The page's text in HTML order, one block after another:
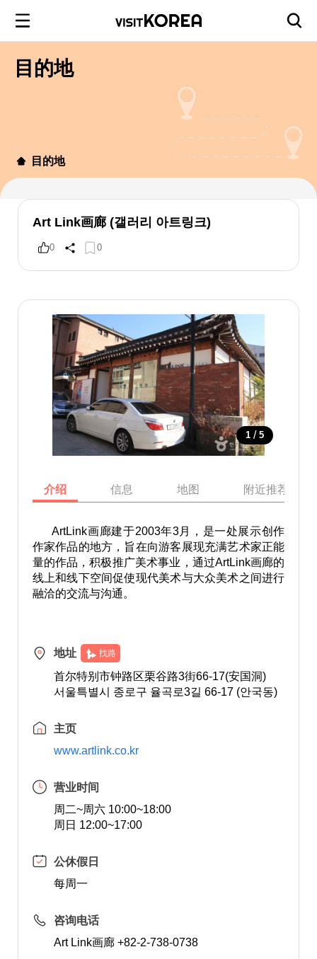
目的地
目的地
Art Link画廊 (갤러리 아트링크)
0 0
1 / 5
介绍 信息 地图 附近推荐景点
ArtLink画廊建于2003年3月，是一处展示创作
作家作品的地方，旨在向游客展现充满艺术家正能
量的作品，积极推广美术事业，通过ArtLink画廊的
线上和线下空间促使现代美术与大众美术之间进行
融洽的交流与沟通。
地址 找路
首尔特别市钟路区栗谷路3街66-17(安国洞)
서울특별시 종로구 율곡로3길 66-17 (안국동)
主页
www.artlink.co.kr
营业时间
周二~周六 10:00~18:00
周日 12:00~17:00
公休假日
每周一
咨询电话
Art Link画廊 +82-2-738-0738